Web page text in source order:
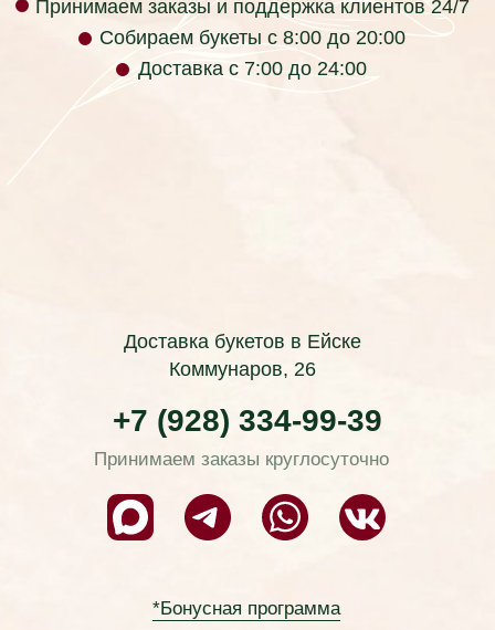
Фактический адрес: г. Ейск, ул. Коммунаров 26
(пересечение с ул. Таманская)
labyket@yandex.ru +7 (928) 334-99-39
Юридический адрес: ул. Кирова 37, г.
Красноярск, Красноярский край, 660017, Россия